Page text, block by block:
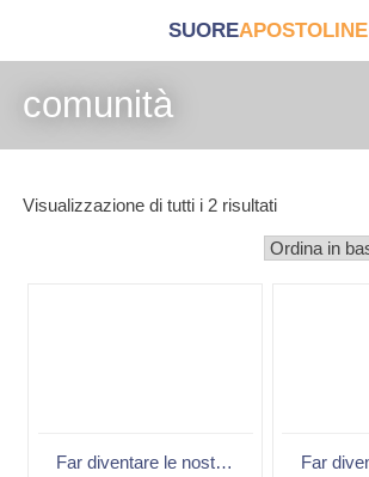
SUOREAPOSTOLINE
comunità
Visualizzazione di tutti i 2 risultati
Far diventare le nostre comunità